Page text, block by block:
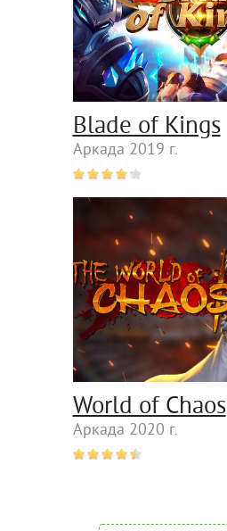
Blade of Kings
Аркада 2019 г.
World of Chaos
Аркада 2020 г.